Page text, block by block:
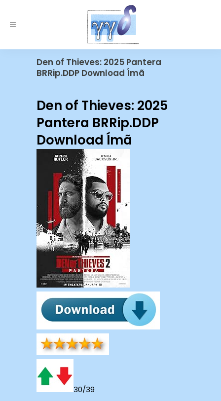
Den of Thieves: 2025 Pantera
BRRip.DDP Download Ímã
Den of Thieves: 2025
Pantera BRRip.DDP
Download Ímã
30/39